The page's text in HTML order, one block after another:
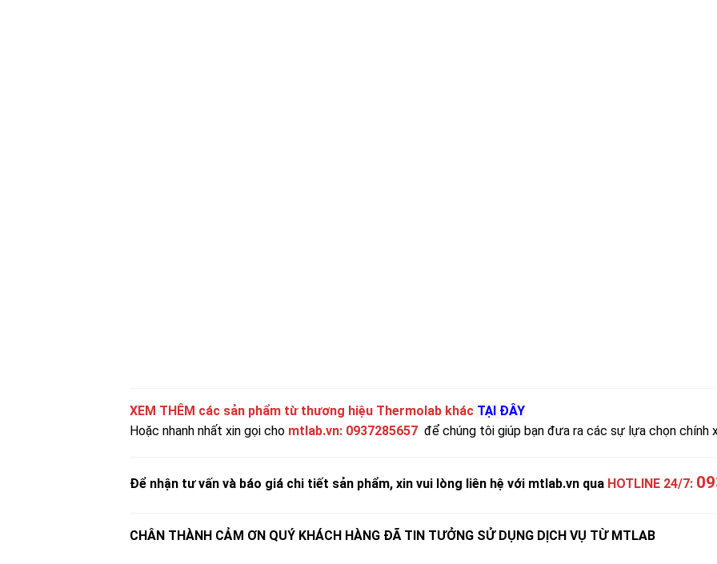
XEM THÊM các sản phẩm từ thương hiệu Thermolab khác TẠI ĐÂY
Hoặc nhanh nhất xin gọi cho mtlab.vn: 0937285657 để chúng tôi giúp bạn đưa ra các sự lựa chọn chính
Để nhận tư vấn và báo giá chi tiết sản phẩm, xin vui lòng liên hệ với mtlab.vn qua HOTLINE 24/7:
CHÂN THÀNH CẢM ƠN QUÝ KHÁCH HÀNG ĐÃ TIN TƯỞNG SỬ DỤNG DỊCH VỤ TỪ MTLAB